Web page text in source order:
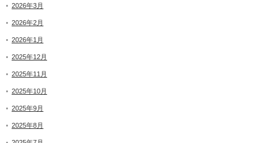
2026年3月
2026年2月
2026年1月
2025年12月
2025年11月
2025年10月
2025年9月
2025年8月